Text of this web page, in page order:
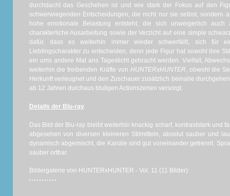
durchdacht das Geschehen ist und wie stark der Fokus auf den
schwerwiegenden Entscheidungen, die nicht nur sie selbst, sondern
hohe emotionale Belastung entsteht, die sich unweigerlich
charakterliche Ausarbeitung sowie der Verzicht auf eine simple
dafür, dass es weiterhin immer wieder schwerfällt, sich für
Lieblingscharakter zu entscheiden, denn jede Figur hat sowohl ihre
ein ums andere Mal ans Tageslicht gebracht werden. Vielfalt,
weiterhin die treibenden Kräfte von HUNTERxHUNTER, obwohl die
Herkunft verleugnet und den Zuschauer zusätzlich beinahe
ab 12 Jahren durchaus blutigen Actionszenen versorgt.
Details der Blu-ray
Das Bild der Blu-ray bleibt weiterhin knackig scharf, kontraststark und
abgesehen von diversen kleineren Stilmitteln, absolut sauber und
dynamisch abgemischt, die Kanäle sind gut voneinander getrennt.
sauber ortbar.
Bildergalerie von HUNTERxHUNTER - Vol. 11 (11 Bilder)